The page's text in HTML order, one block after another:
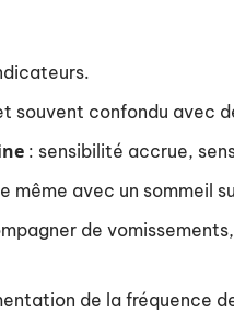
souvent confondu avec
: sensibilité accrue,
même avec un sommeil
de
de la fréquence